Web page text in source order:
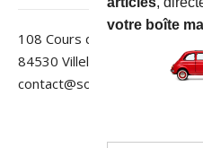
108 Cours des Jardins
84530 Villelaure
contact@sortiedegrange.com